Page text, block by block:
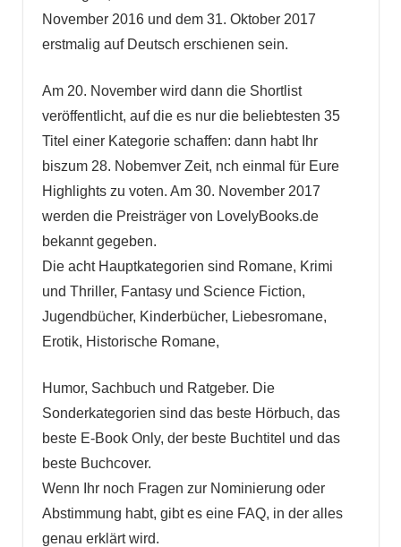
November 2016 und dem 31. Oktober 2017
erstmalig auf Deutsch erschienen sein.
Am 20. November wird dann die Shortlist
veröffentlicht, auf die es nur die beliebtesten 35
Titel einer Kategorie schaffen: dann habt Ihr
biszum 28. Nobemver Zeit, nch einmal für Eure
Highlights zu voten. Am 30. November 2017
werden die Preisträger von LovelyBooks.de
bekannt gegeben.
Die acht Hauptkategorien sind Romane, Krimi
und Thriller, Fantasy und Science Fiction,
Jugendbücher, Kinderbücher, Liebesromane,
Erotik, Historische Romane,
Humor, Sachbuch und Ratgeber. Die
Sonderkategorien sind das beste Hörbuch, das
beste E-Book Only, der beste Buchtitel und das
beste Buchcover.
Wenn Ihr noch Fragen zur Nominierung oder
Abstimmung habt, gibt es eine FAQ, in der alles
genau erklärt wird.